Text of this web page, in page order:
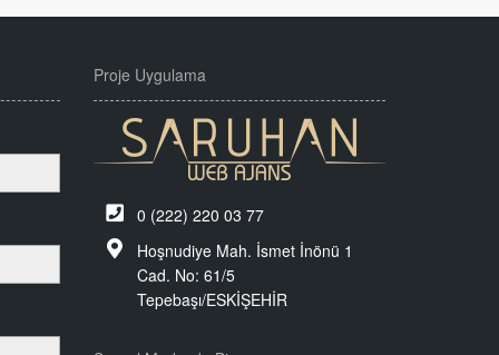
Proje Uygulama
0 (222) 220 03 77
Hoşnudiye Mah. İsmet İnönü 1
Cad. No: 61/5
Tepebaşı/ESKİŞEHİR